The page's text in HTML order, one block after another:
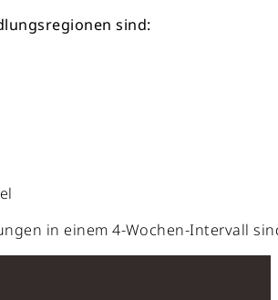
sind:
in einem 4-Wochen-Intervall